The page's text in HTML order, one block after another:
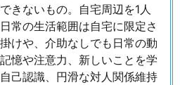
きないもの。自宅周辺を1人
常の生活範囲は自宅に限定さ
けや、介助なしでも日常の動
憶や注意力、新しいことを学
己認識、円滑な対人関係維持